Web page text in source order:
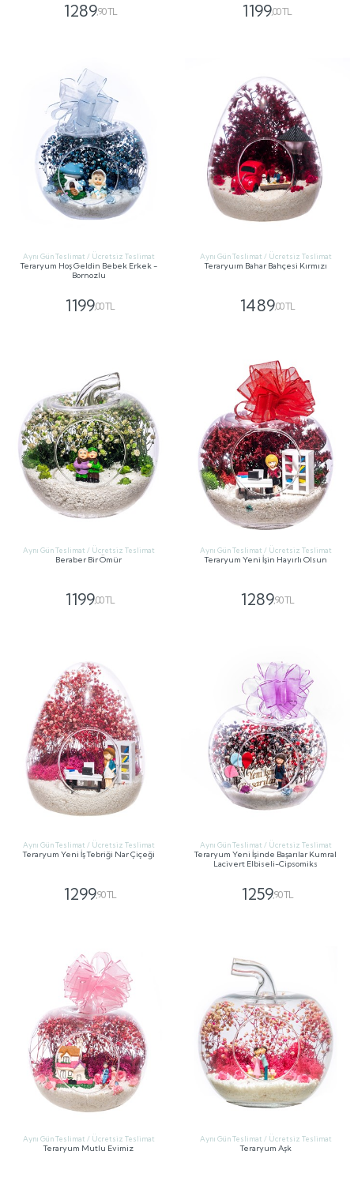
1289,90 TL 1199,00 TL
Aynı Gün Teslimat / Ücretsiz Teslimat
Teraryum Hoş Geldin Bebek Erkek -
Bornozlu
1199,00 TL
Aynı Gün Teslimat / Ücretsiz Teslimat
Teraryuım Bahar Bahçesi Kırmızı
1489,00 TL
Aynı Gün Teslimat / Ücretsiz Teslimat
Beraber Bir Ömür
1199,00 TL
Aynı Gün Teslimat / Ücretsiz Teslimat
Teraryum Yeni İşin Hayırlı Olsun
1289,90 TL
Aynı Gün Teslimat / Ücretsiz Teslimat
Teraryum Yeni İş Tebriği Nar Çiçeği
1299,90 TL
Aynı Gün Teslimat / Ücretsiz Teslimat
Teraryum Yeni İşinde Başarılar Kumral
Lacivert Elbiseli-Cipsomiks
1259,90 TL
Aynı Gün Teslimat / Ücretsiz Teslimat
Teraryum Mutlu Evimiz
Aynı Gün Teslimat / Ücretsiz Teslimat
Teraryum Aşk